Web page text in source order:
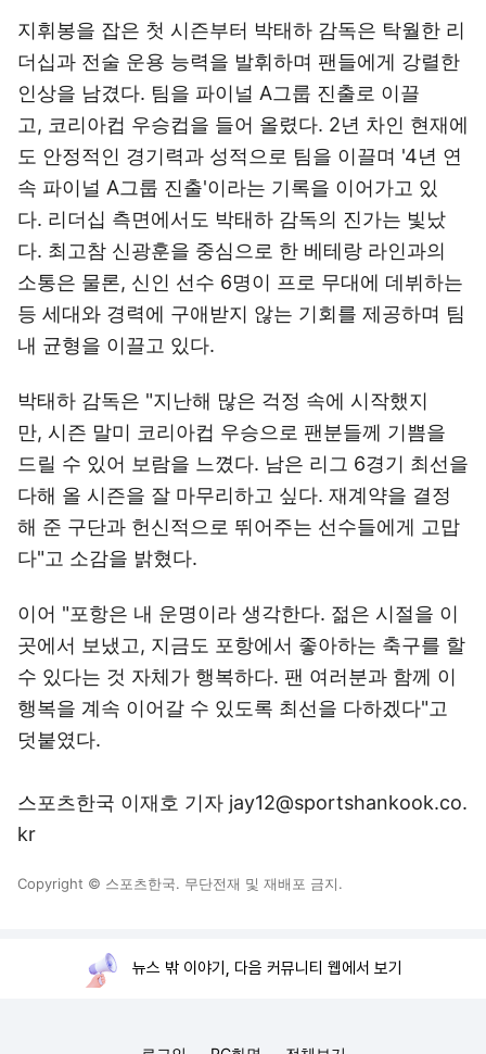
지휘봉을 잡은 첫 시즌부터 박태하 감독은 탁월한 리
더십과 전술 운용 능력을 발휘하며 팬들에게 강렬한
인상을 남겼다. 팀을 파이널 A그룹 진출로 이끌
고, 코리아컵 우승컵을 들어 올렸다. 2년 차인 현재에
도 안정적인 경기력과 성적으로 팀을 이끌며 '4년 연
속 파이널 A그룹 진출'이라는 기록을 이어가고 있
다. 리더십 측면에서도 박태하 감독의 진가는 빛났
다. 최고참 신광훈을 중심으로 한 베테랑 라인과의
소통은 물론, 신인 선수 6명이 프로 무대에 데뷔하는
등 세대와 경력에 구애받지 않는 기회를 제공하며 팀
내 균형을 이끌고 있다.
박태하 감독은 "지난해 많은 걱정 속에 시작했지
만, 시즌 말미 코리아컵 우승으로 팬분들께 기쁨을
드릴 수 있어 보람을 느꼈다. 남은 리그 6경기 최선을
다해 올 시즌을 잘 마무리하고 싶다. 재계약을 결정
해 준 구단과 헌신적으로 뛰어주는 선수들에게 고맙
다"고 소감을 밝혔다.
이어 "포항은 내 운명이라 생각한다. 젊은 시절을 이
곳에서 보냈고, 지금도 포항에서 좋아하는 축구를 할
수 있다는 것 자체가 행복하다. 팬 여러분과 함께 이
행복을 계속 이어갈 수 있도록 최선을 다하겠다"고
덧붙였다.
스포츠한국 이재호 기자 jay12@sportshankook.co.
kr
Copyright © 스포츠한국. 무단전재 및 재배포 금지.
뉴스 밖 이야기, 다음 커뮤니티 웹에서 보기